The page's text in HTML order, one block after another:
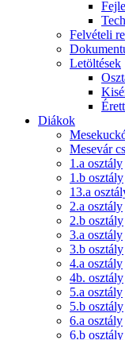
Felvételi
Letöltések
Diákok
Mesevár
1.a osztály
1.b osztály
13.a
2.a osztály
2.b osztály
3.a osztály
3.b osztály
4.a osztály
4b. osztály
5.a osztály
5.b osztály
6.a osztály
6.b osztály